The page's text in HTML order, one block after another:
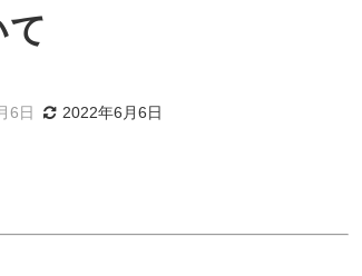
て
6日 2022年6月6日